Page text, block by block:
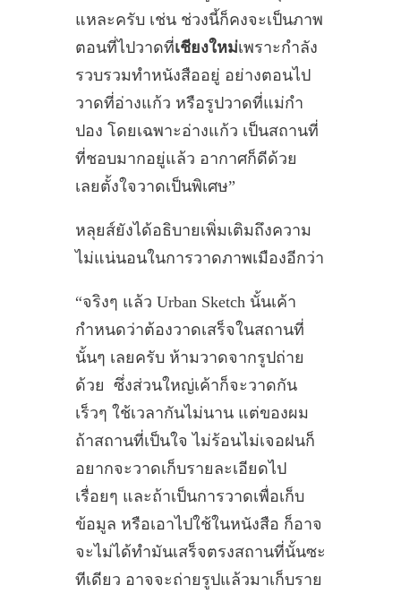
แหละครับ เช่น ช่วงนี้ก็คงจะเป็นภาพ
ตอนที่ไปวาดที่เชียงใหม่เพราะกำลัง
รวบรวมทำหนังสืออยู่ อย่างตอนไป
วาดที่อ่างแก้ว หรือรูปวาดที่แม่กำ
ปอง โดยเฉพาะอ่างแก้ว เป็นสถานที่
ที่ชอบมากอยู่แล้ว อากาศก็ดีด้วย
เลยตั้งใจวาดเป็นพิเศษ”
หลุยส์ยังได้อธิบายเพิ่มเติมถึงความ
ไม่แน่นอนในการวาดภาพเมืองอีกว่า
“จริงๆ แล้ว Urban Sketch นั้นเค้า
กำหนดว่าต้องวาดเสร็จในสถานที่
นั้นๆ เลยครับ ห้ามวาดจากรูปถ่าย
ด้วย ซึ่งส่วนใหญ่เค้าก็จะวาดกัน
เร็วๆ ใช้เวลากันไม่นาน แต่ของผม
ถ้าสถานที่เป็นใจ ไม่ร้อนไม่เจอฝนก็
อยากจะวาดเก็บรายละเอียดไป
เรื่อยๆ และถ้าเป็นการวาดเพื่อเก็บ
ข้อมูล หรือเอาไปใช้ในหนังสือ ก็อาจ
จะไม่ได้ทำมันเสร็จตรงสถานที่นั้นซะ
ทีเดียว อาจจะถ่ายรูปแล้วมาเก็บราย